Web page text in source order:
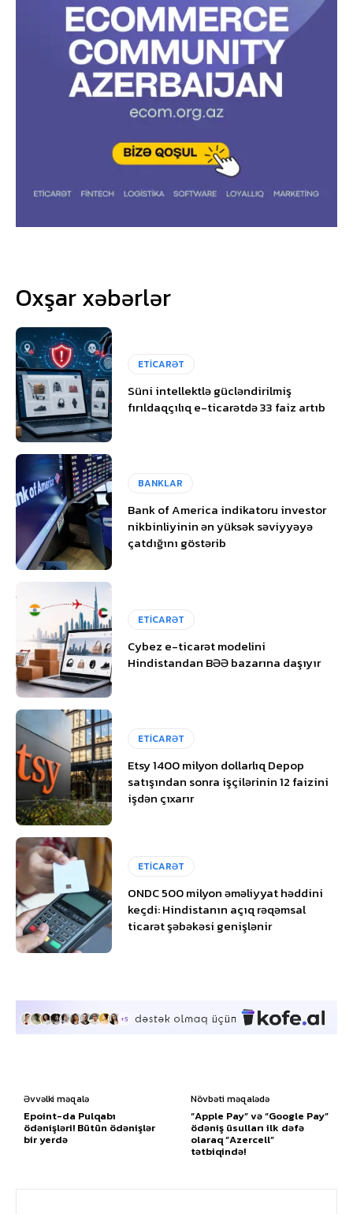
Oxşar xəbərlər
ETİCARƏT
Süni intellektlə gücləndirilmiş
fırıldaqçılıq e-ticarətdə 33 faiz artıb
BANKLAR
Bank of America indikatoru investor
nikbinliyinin ən yüksək səviyyəyə
çatdığını göstərib
ETİCARƏT
Cybez e-ticarət modelini
Hindistandan BƏƏ bazarına daşıyır
ETİCARƏT
Etsy 1400 milyon dollarlıq Depop
satışından sonra işçilərinin 12 faizini
işdən çıxarır
ETİCARƏT
ONDC 500 milyon əməliyyat həddini
keçdi: Hindistanın açıq rəqəmsal
ticarət şəbəkəsi genişlənir
Əvvəlki məqalə
Epoint-da Pulqabı
ödənişləri! Bütün ödənişlər
bir yerdə
Növbəti məqalədə
“Apple Pay” və “Google Pay”
ödəniş üsulları ilk dəfə
olaraq “Azercell”
tətbiqində!